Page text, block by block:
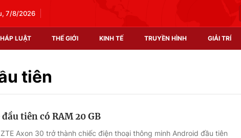
7/8/2026
LUẬT THẾ GIỚI KINH TẾ TRUYỀN HÌNH GIẢI TRÍ
Xã hộitiên
tiên có RAM 20 GB
Axon 30 trở thành chiếc điện thoại thông minh Android đầu tiên